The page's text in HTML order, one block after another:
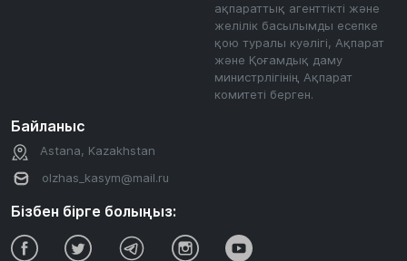
ақпараттық агенттікті және
желілік басылымды есепке
қою туралы куәлігі, Ақпарат
және Қоғамдық даму
министрлігінің Ақпарат
комитеті берген.
Байланыс
Astana, Kazakhstan
olzhas_kasym@mail.ru
Бізбен бірге болыңыз: